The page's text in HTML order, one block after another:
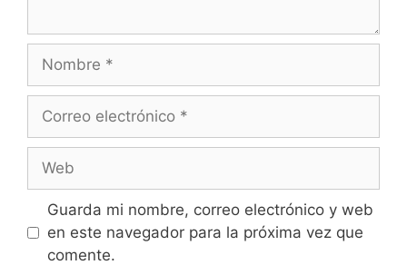
electrónico
Guarda mi nombre, correo electrónico y web
en este navegador para la próxima vez que
comente.